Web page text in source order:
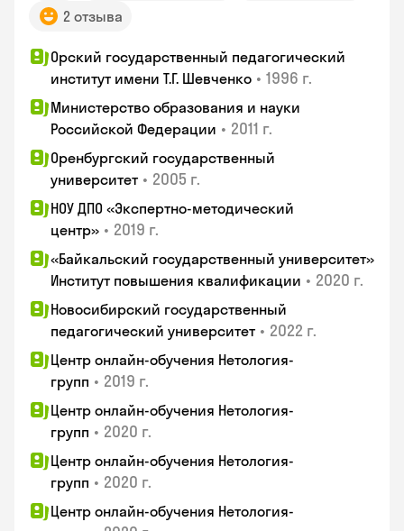
2 отзыва
Орский государственный педагогический
институт имени Т.Г. Шевченко • 1996 г.
Министерство образования и науки
Российской Федерации • 2011 г.
Оренбургский государственный
университет • 2005 г.
НОУ ДПО «Экспертно-методический
центр» • 2019 г.
«Байкальский государственный университет»
Институт повышения квалификации • 2020 г.
Новосибирский государственный
педагогический университет • 2022 г.
Центр онлайн-обучения Нетология-
групп • 2019 г.
Центр онлайн-обучения Нетология-
групп • 2020 г.
Центр онлайн-обучения Нетология-
групп • 2020 г.
Центр онлайн-обучения Нетология-